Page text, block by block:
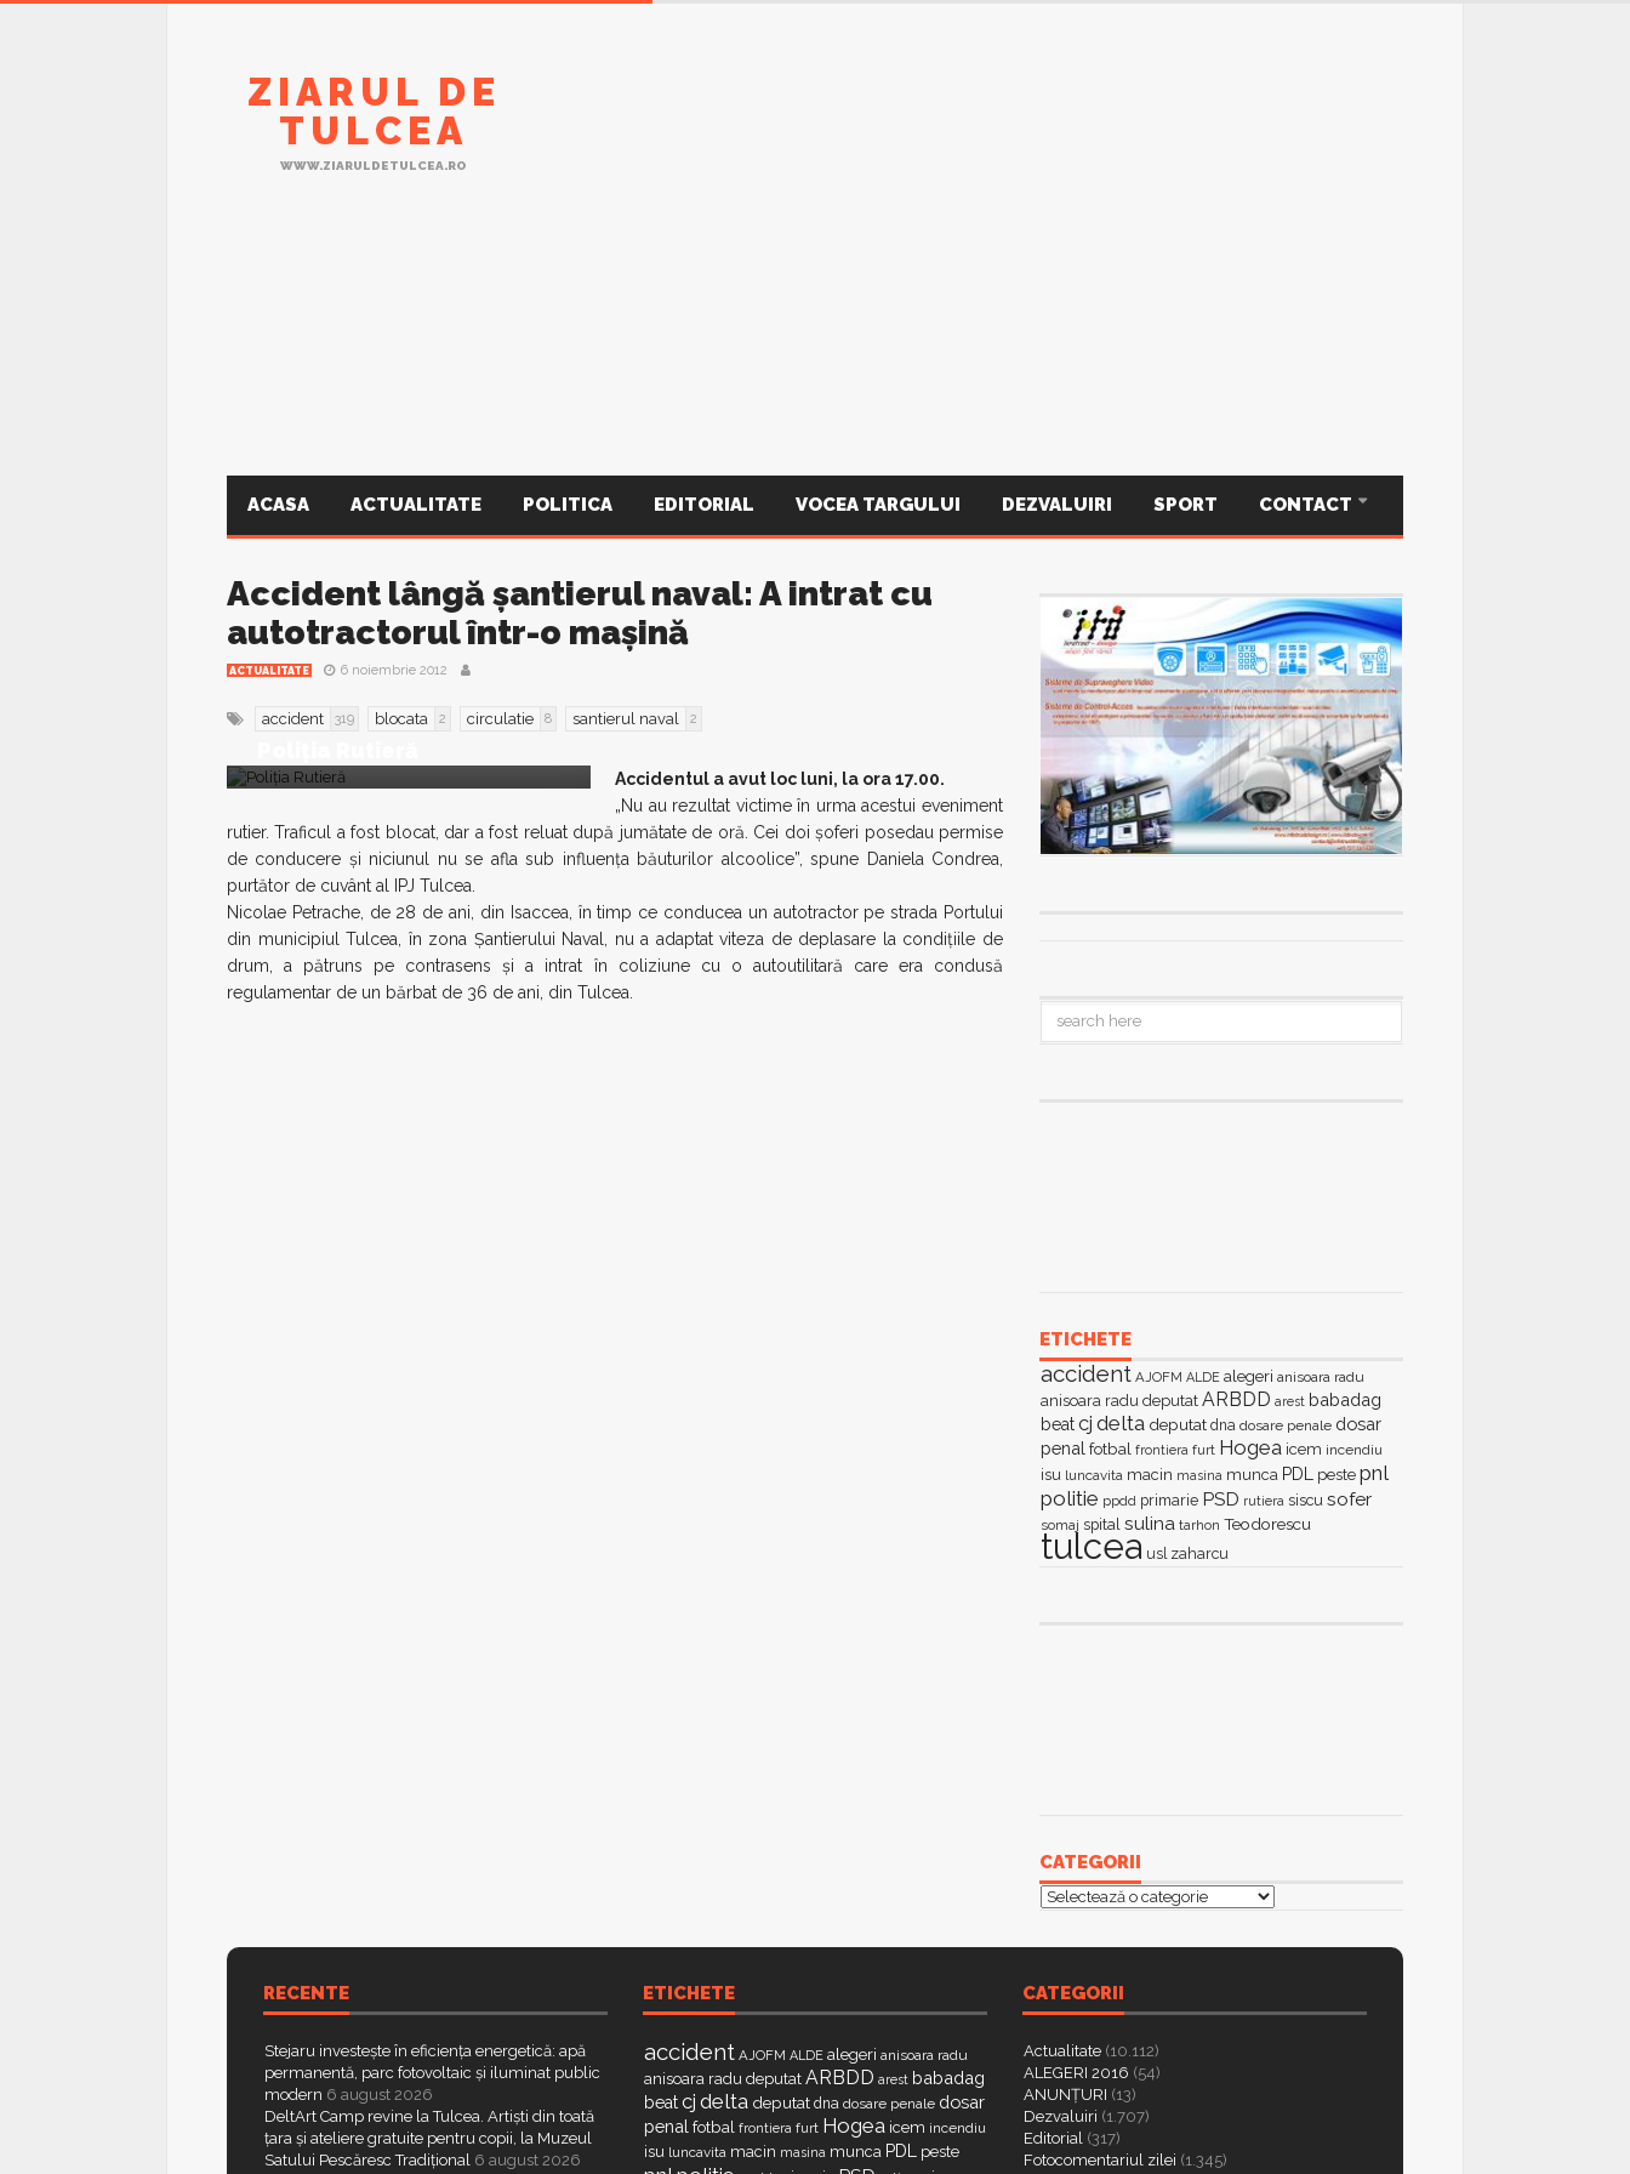
ZIARUL DE
TULCEA
WWW.ZIARULDETULCEA.RO
ACASA ACTUALITATE POLITICA EDITORIAL VOCEA TARGULUI DEZVALUIRI SPORT CONTACT
Accident lângă șantierul naval: A intrat cu
autotractorul într-o mașină
ACTUALITATE 6 noiembrie 2012
accident 319 blocata 2 circulatie 8 santierul naval 2
Accidentul a avut loc luni, la ora 17.00.
„Nu au rezultat victime în urma acestui eveniment
rutier. Traficul a fost blocat, dar a fost reluat după jumătate de oră. Cei doi șoferi posedau permise
de conducere şi niciunul nu se afla sub influenţa băuturilor alcoolice”, spune Daniela Condrea,
purtător de cuvânt al IPJ Tulcea.
Nicolae Petrache, de 28 de ani, din Isaccea, în timp ce conducea un autotractor pe strada Portului
din municipiul Tulcea, în zona Şantierului Naval, nu a adaptat viteza de deplasare la condiţiile de
drum, a pătruns pe contrasens şi a intrat în coliziune cu o autoutilitară care era condusă
regulamentar de un bărbat de 36 de ani, din Tulcea.
ETICHETE
accident AJOFM ALDE alegeri anisoara radu
anisoara radu deputat ARBDD arest babadag
beatcj delta deputat dna dosare penale dosar
penal fotbal frontiera furt Hogea icem incendiu
isu luncavita macin masina munca PDL peste pnl
politie ppdd primarie PSD rutiera siscu sofer
somaj spital sulina tarhon Teodorescu
tulcea usl zaharcu
CATEGORII
Categorii
RECENTE
Stejaru investește în eficiența energetică: apă
permanentă, parc fotovoltaic și iluminat public
modern 6 august 2026
DeltArt Camp revine la Tulcea. Artiști din toată
țara și ateliere gratuite pentru copii, la Muzeul
Satului Pescăresc Tradițional 6 august 2026
ETICHETE
accident AJOFM ALDE alegeri anisoara radu
anisoara radu deputat ARBDD arest babadag
beatcj delta deputat dna dosare penale dosar
penal fotbal frontiera furt Hogea icem incendiu
isu luncavita macin masina munca PDL peste
CATEGORII
Actualitate (10.112)
ALEGERI 2016 (54)
ANUNȚURI (13)
Dezvaluiri (1.707)
Editorial (317)
Fotocomentariul zilei (1.345)